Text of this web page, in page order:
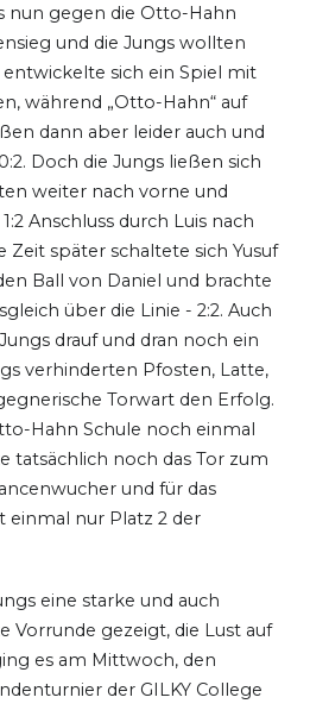
nun gegen die Otto-Hahn
und die Jungs wollten
sich ein Spiel mit
während „Otto-Hahn“ auf
dann aber leider auch und
Doch die Jungs ließen sich
weiter nach vorne und
Anschluss durch Luis nach
Zeit später schaltete sich Yusuf
Ball von Daniel und brachte
über die Linie - 2:2. Auch
drauf und dran noch ein
verhinderten Pfosten, Latte,
Torwart den Erfolg.
Hahn Schule noch einmal
tatsächlich noch das Tor zum
und für das
einmal nur Platz 2 der
eine starke und auch
Vorrunde gezeigt, die Lust auf
es am Mittwoch, den
der GILKY College